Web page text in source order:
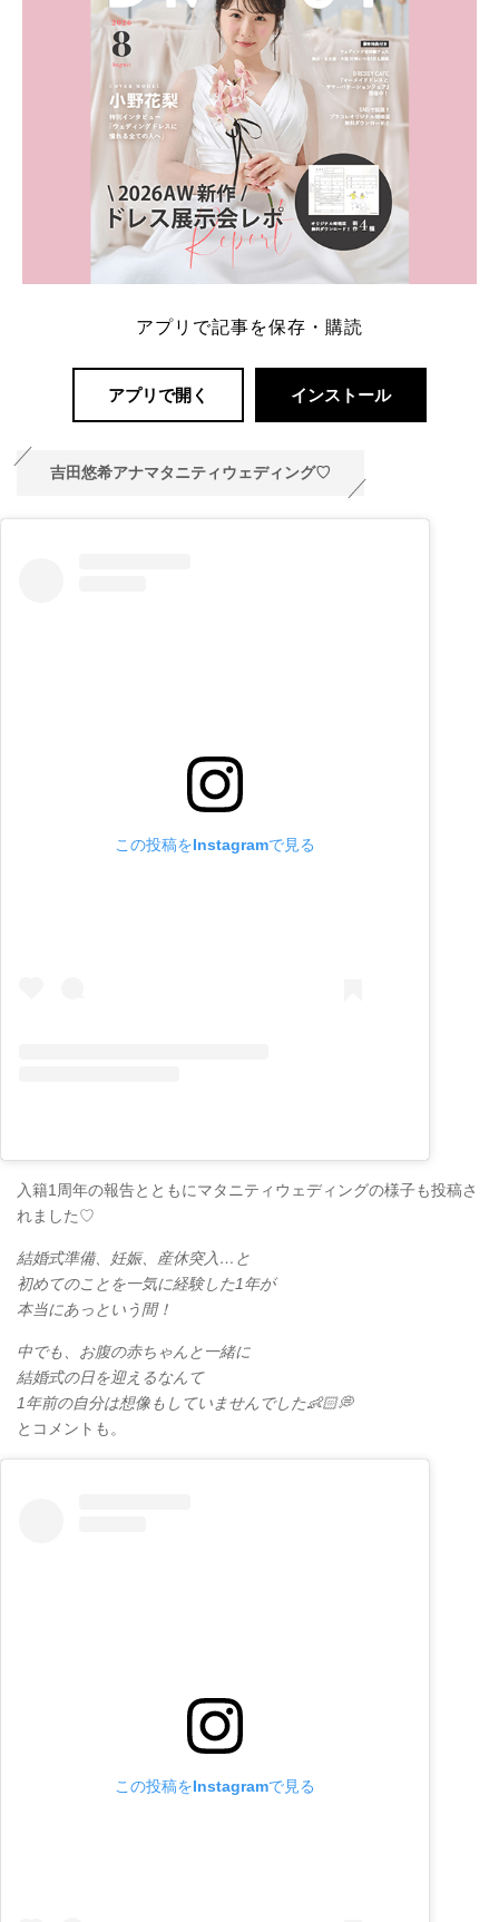
アプリで記事を保存・購読
アプリで開く インストール
吉田悠希アナマタニティウェディング♡
この投稿をInstagramで見る
入籍1周年の報告とともにマタニティウェディングの様子も投稿さ
れました♡
結婚式準備、妊娠、産休突入…と
初めてのことを一気に経験した1年が
本当にあっという間！
中でも、お腹の赤ちゃんと一緒に
結婚式の日を迎えるなんて
1年前の自分は想像もしていませんでした👶🏻💭
とコメントも。
この投稿をInstagramで見る